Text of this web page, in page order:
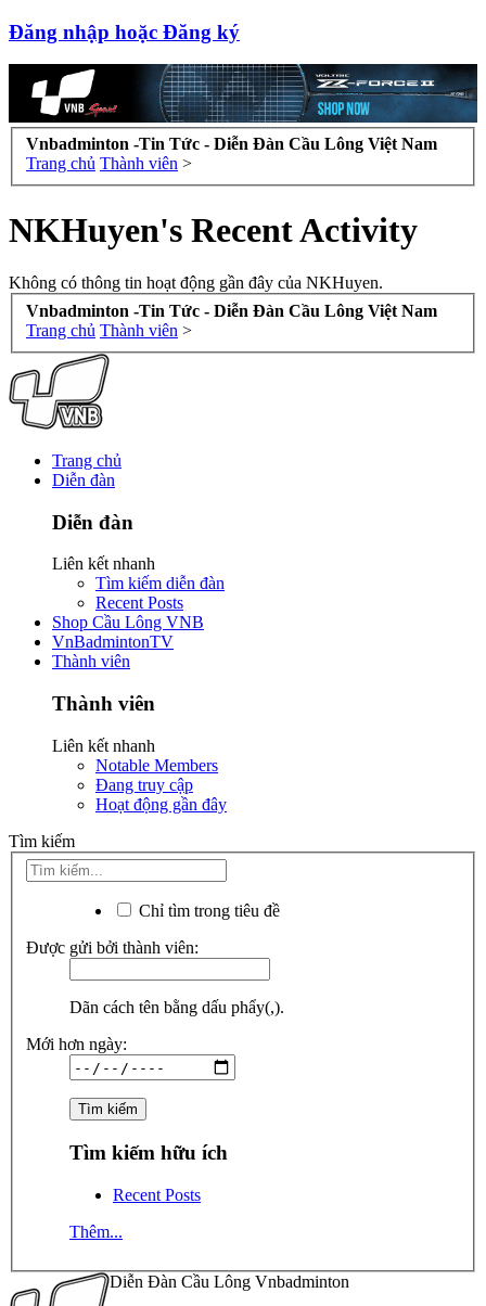
Đăng nhập hoặc Đăng ký
Vnbadminton -Tin Tức - Diễn Đàn Cầu Lông Việt Nam
Trang chủ Thành viên >
NKHuyen's Recent Activity
Không có thông tin hoạt động gần đây của NKHuyen.
Vnbadminton -Tin Tức - Diễn Đàn Cầu Lông Việt Nam
Trang chủ Thành viên >
Trang chủ
Diễn đàn
Diễn đàn
Liên kết nhanh
Tìm kiếm diễn đàn
Recent Posts
Shop Cầu Lông VNB
VnBadmintonTV
Thành viên
Thành viên
Liên kết nhanh
Notable Members
Đang truy cập
Hoạt động gần đây
Tìm kiếm
Chỉ tìm trong tiêu đề
Được gửi bởi thành viên:
Dãn cách tên bằng dấu phẩy(,).
Mới hơn ngày:
Tìm kiếm hữu ích
Recent Posts
Thêm...
Diễn Đàn Cầu Lông Vnbadminton